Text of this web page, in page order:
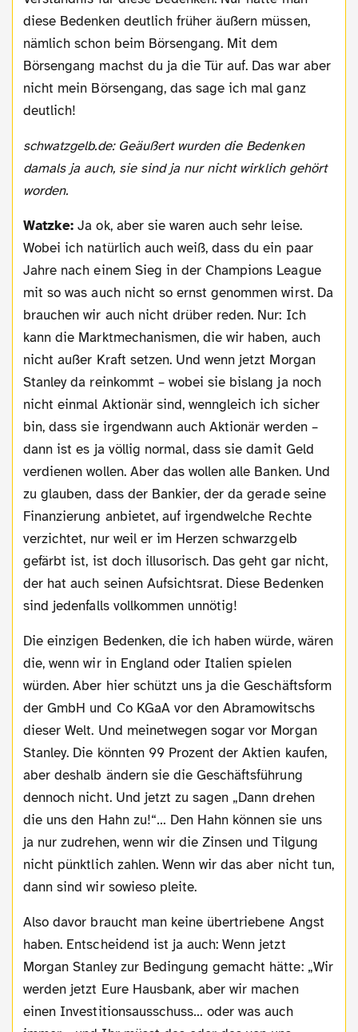
diese Bedenken deutlich früher äußern müssen,
nämlich schon beim Börsengang. Mit dem
Börsengang machst du ja die Tür auf. Das war aber
nicht mein Börsengang, das sage ich mal ganz
deutlich!
schwatzgelb.de: Geäußert wurden die Bedenken
damals ja auch, sie sind ja nur nicht wirklich gehört
worden.
Watzke:Ja ok, aber sie waren auch sehr leise.
Wobei ich natürlich auch weiß, dass du ein paar
Jahre nach einem Sieg in der Champions League
mit so was auch nicht so ernst genommen wirst. Da
brauchen wir auch nicht drüber reden. Nur: Ich
kann die Marktmechanismen, die wir haben, auch
nicht außer Kraft setzen. Und wenn jetzt Morgan
Stanley da reinkommt – wobei sie bislang ja noch
nicht einmal Aktionär sind, wenngleich ich sicher
bin, dass sie irgendwann auch Aktionär werden –
dann ist es ja völlig normal, dass sie damit Geld
verdienen wollen. Aber das wollen alle Banken. Und
zu glauben, dass der Bankier, der da gerade seine
Finanzierung anbietet, auf irgendwelche Rechte
verzichtet, nur weil er im Herzen schwarzgelb
gefärbt ist, ist doch illusorisch. Das geht gar nicht,
der hat auch seinen Aufsichtsrat. Diese Bedenken
sind jedenfalls vollkommen unnötig!
Die einzigen Bedenken, die ich haben würde, wären
die, wenn wir in England oder Italien spielen
würden. Aber hier schützt uns ja die Geschäftsform
der GmbH und Co KGaA vor den Abramowitschs
dieser Welt. Und meinetwegen sogar vor Morgan
Stanley. Die könnten 99 Prozent der Aktien kaufen,
aber deshalb ändern sie die Geschäftsführung
dennoch nicht. Und jetzt zu sagen „Dann drehen
die uns den Hahn zu!“… Den Hahn können sie uns
ja nur zudrehen, wenn wir die Zinsen und Tilgung
nicht pünktlich zahlen. Wenn wir das aber nicht tun,
dann sind wir sowieso pleite.
Also davor braucht man keine übertriebene Angst
haben. Entscheidend ist ja auch: Wenn jetzt
Morgan Stanley zur Bedingung gemacht hätte: „Wir
werden jetzt Eure Hausbank, aber wir machen
einen Investitionsausschuss… oder was auch